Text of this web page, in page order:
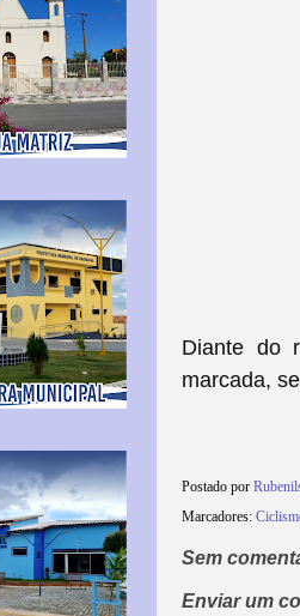
Diante do
marcada,
Postado por
Marcadores:
Sem
Enviar um